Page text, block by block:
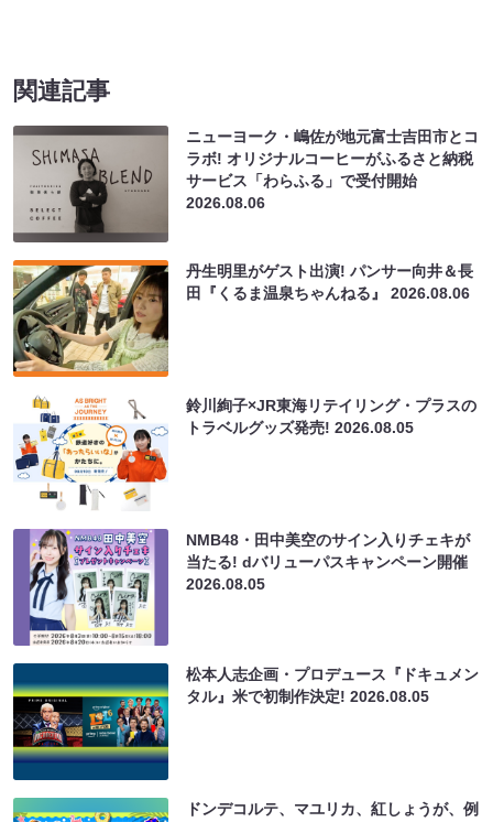
関連記事
ニューヨーク・嶋佐が地元富士吉田市とコ
ラボ! オリジナルコーヒーがふるさと納税
サービス「わらふる」で受付開始
2026.08.06
丹生明里がゲスト出演! パンサー向井＆長
田『くるま温泉ちゃんねる』2026.08.06
鈴川絢子×JR東海リテイリング・プラスの
トラベルグッズ発売!2026.08.05
NMB48・田中美空のサイン入りチェキが
当たる! dバリューパスキャンペーン開催
2026.08.05
松本人志企画・プロデュース『ドキュメン
タル』米で初制作決定!2026.08.05
ドンデコルテ、マユリカ、紅しょうが、例